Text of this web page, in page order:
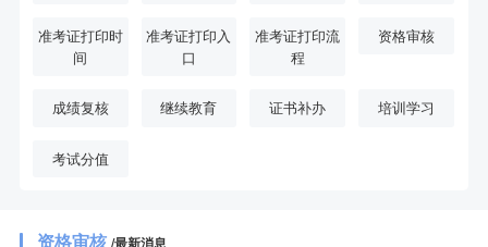
准考证打印时
间
准考证打印入
口
准考证打印流
程
资格审核
成绩复核 继续教育 证书补办 培训学习
考试分值
资格审核/最新消息